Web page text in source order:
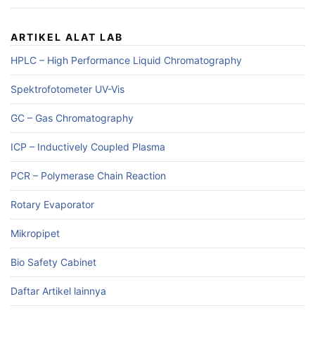
ARTIKEL ALAT LAB
HPLC – High Performance Liquid Chromatography
Spektrofotometer UV-Vis
GC – Gas Chromatography
ICP – Inductively Coupled Plasma
PCR – Polymerase Chain Reaction
Rotary Evaporator
Mikropipet
Bio Safety Cabinet
Daftar Artikel lainnya